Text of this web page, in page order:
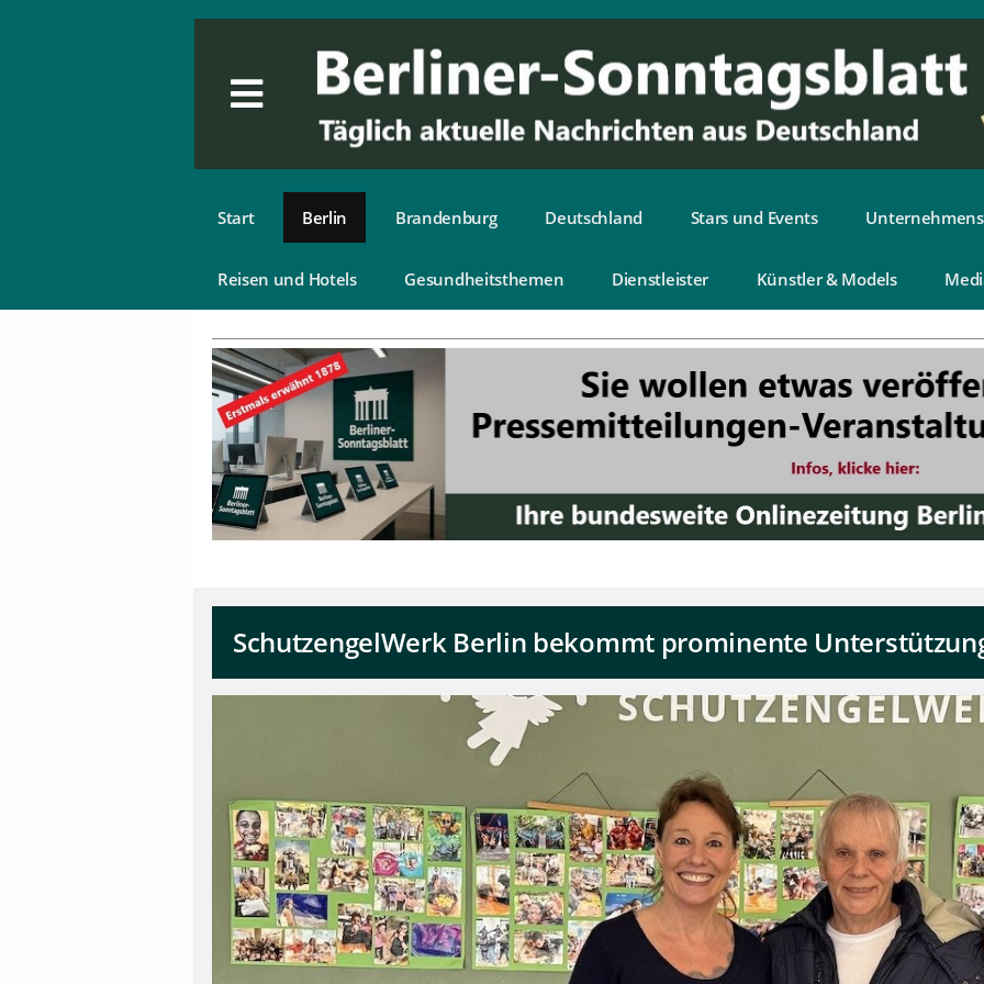
Start Berlin Brandenburg Deutschland Stars und Events
Reisen und Hotels Gesundheitsthemen Dienstleister Künstler & Models
SchutzengelWerk Berlin bekommt prominente